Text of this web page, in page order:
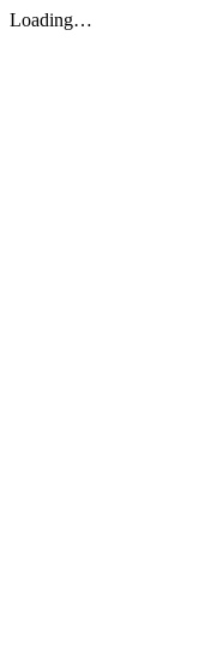
Loading…